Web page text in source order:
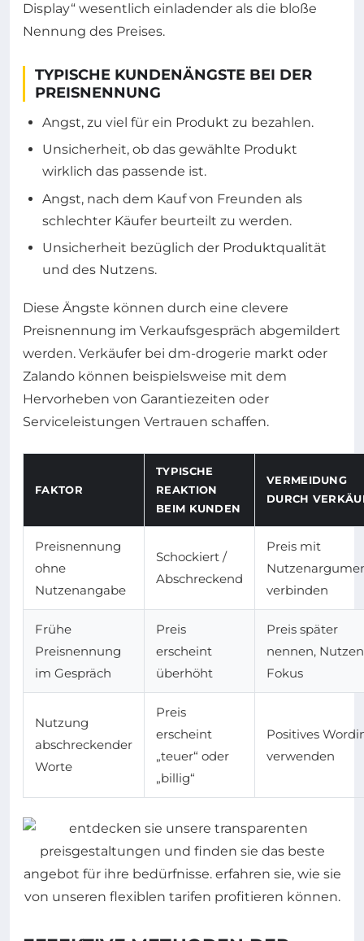
Display“ wesentlich einladender als die bloße
Nennung des Preises.
TYPISCHE KUNDENÄNGSTE BEI DER
PREISNENNUNG
Angst, zu viel für ein Produkt zu bezahlen.
Unsicherheit, ob das gewählte Produkt
wirklich das passende ist.
Angst, nach dem Kauf von Freunden als
schlechter Käufer beurteilt zu werden.
Unsicherheit bezüglich der Produktqualität
und des Nutzens.
Diese Ängste können durch eine clevere
Preisnennung im Verkaufsgespräch abgemildert
werden. Verkäufer bei dm-drogerie markt oder
Zalando können beispielsweise mit dem
Hervorheben von Garantiezeiten oder
Serviceleistungen Vertrauen schaffen.
FAKTOR
TYPISCHE
REAKTION
BEIM KUNDEN
VERMEIDUNG
DURCH
Preisnennung
ohne
Nutzenangabe
Schockiert /
Abschreckend
Preis mit
verbinden
Frühe
Preisnennung
im Gespräch
Preis
erscheint
überhöht
Preis später
nennen,
Fokus
Nutzung
abschreckender
Worte
Preis
erscheint
„teuer“ oder
„billig“
Positives
verwenden